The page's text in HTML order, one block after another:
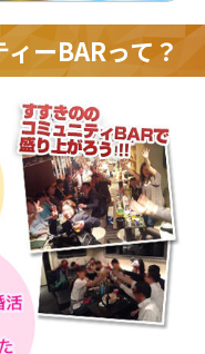
ーBARって？